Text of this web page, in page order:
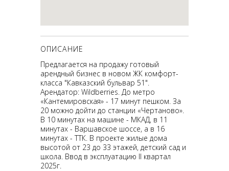
ОПИСАНИЕ
Предлагается на продажу готовый
арендный бизнес в новом ЖК комфорт-
класса "Кавказский бульвар 51".
Арендатор: Wildberries. До метро
«Кантемировская» - 17 минут пешком. За
20 можно дойти до станции «Чертаново».
В 10 минутах на машине - МКАД, в 11
минутах - Варшавское шоссе, а в 16
минутах - ТТК. В проекте жилые дома
высотой от 23 до 33 этажей, детский сад и
школа. Ввод в эксплуатацию II квартал
2025г.